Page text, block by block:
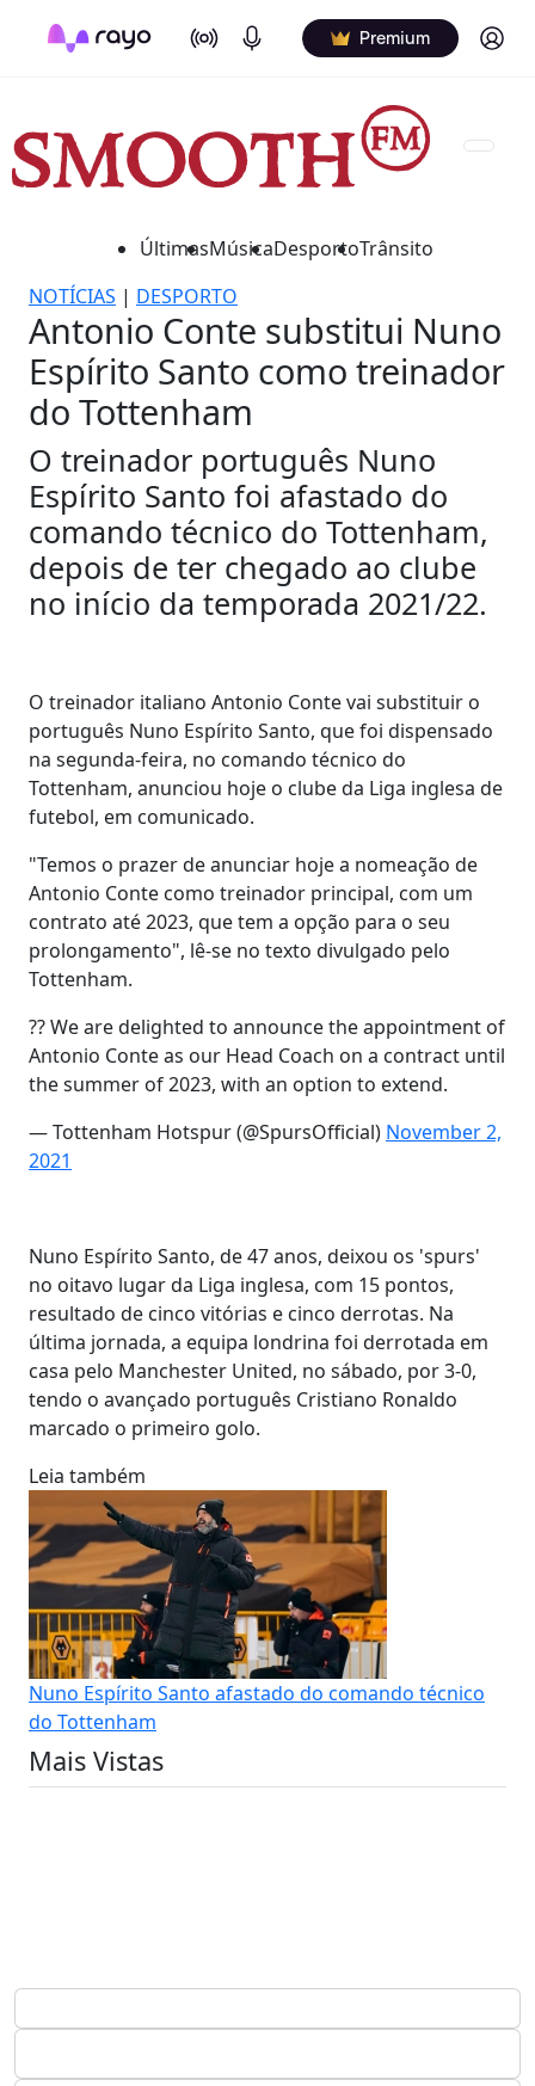
On Air Podcasts Premium Log in
ÚltimasMúsicaDesportoTrânsito
NOTÍCIAS | DESPORTO
Antonio Conte substitui Nuno
Espírito Santo como treinador
do Tottenham
O treinador português Nuno
Espírito Santo foi afastado do
comando técnico do Tottenham,
depois de ter chegado ao clube
no início da temporada 2021/22.
O treinador italiano Antonio Conte vai substituir o
português Nuno Espírito Santo, que foi dispensado
na segunda-feira, no comando técnico do
Tottenham, anunciou hoje o clube da Liga inglesa de
futebol, em comunicado.
"Temos o prazer de anunciar hoje a nomeação de
Antonio Conte como treinador principal, com um
contrato até 2023, que tem a opção para o seu
prolongamento", lê-se no texto divulgado pelo
Tottenham.
?? We are delighted to announce the appointment of
Antonio Conte as our Head Coach on a contract until
the summer of 2023, with an option to extend.
— Tottenham Hotspur (@SpursOfficial) November 2,
2021
Nuno Espírito Santo, de 47 anos, deixou os 'spurs'
no oitavo lugar da Liga inglesa, com 15 pontos,
resultado de cinco vitórias e cinco derrotas. Na
última jornada, a equipa londrina foi derrotada em
casa pelo Manchester United, no sábado, por 3-0,
tendo o avançado português Cristiano Ronaldo
marcado o primeiro golo.
Leia também
Nuno Espírito Santo afastado do comando técnico
do Tottenham
Mais Vistas